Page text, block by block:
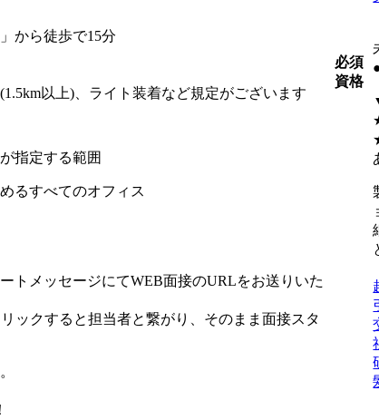
から徒歩で15分
以上)、ライト装着など規定がございます
指定する範囲
るすべてのオフィス
トメッセージにてWEB面接のURLをお送りいた
ックすると担当者と繋がり、そのまま面接スタ
必須
資格